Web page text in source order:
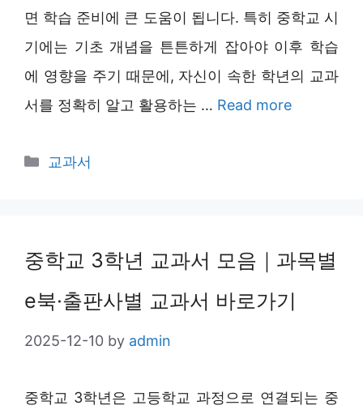
면 학습 준비에 큰 도움이 됩니다. 특히 중학교 시
기에는 기초 개념을 튼튼하게 잡아야 이후 학습
에 영향을 주기 때문에, 자신이 속한 학년의 교과
서를 정확히 알고 활용하는 … Read more
Categories
교과서
중학교 3학년 교과서 모음｜과목별
e북·출판사별 교과서 바로가기
2025-12-10 by admin
중학교 3학년은 고등학교 과정으로 연결되는 중